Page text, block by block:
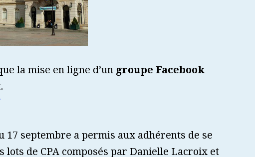
la mise en ligne d’un groupe Facebook
septembre a permis aux adhérents de se
de CPA composés par Danielle Lacroix et